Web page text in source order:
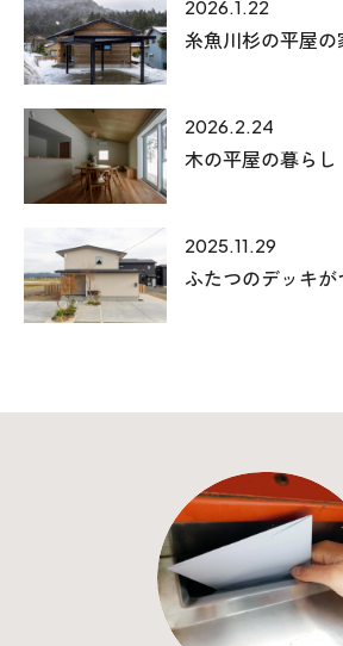
2026.1.22
糸魚川杉の平屋の
2026.2.24
木の平屋の暮らし
2025.11.29
ふたつのデッキ